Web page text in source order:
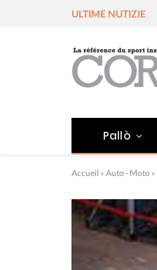
ULTIME NUTIZIE
Pallò
Accueil » Auto - Moto »